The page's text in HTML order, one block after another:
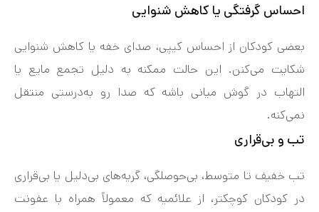
احساس گرفتگی یا کاهش شنوایی
بعضی کودکان از احساس کیپی، صدای خفه یا کاهش شنوایی
شکایت می‌کنن. این حالت ممکنه به دلیل تجمع مایع یا
التهاب در گوش میانی باشه که صدا رو به‌درستی منتقل
نمی‌کنه.
تب و بی‌قراری
تب خفیف تا متوسط، بی‌حوصلگی، گریه‌های بی‌دلیل یا بی‌قراری
در کودکان کوچکتر، از علائمیه که معمولاً همراه با عفونت